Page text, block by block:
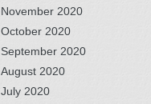
November 2020
October 2020
September 2020
August 2020
July 2020